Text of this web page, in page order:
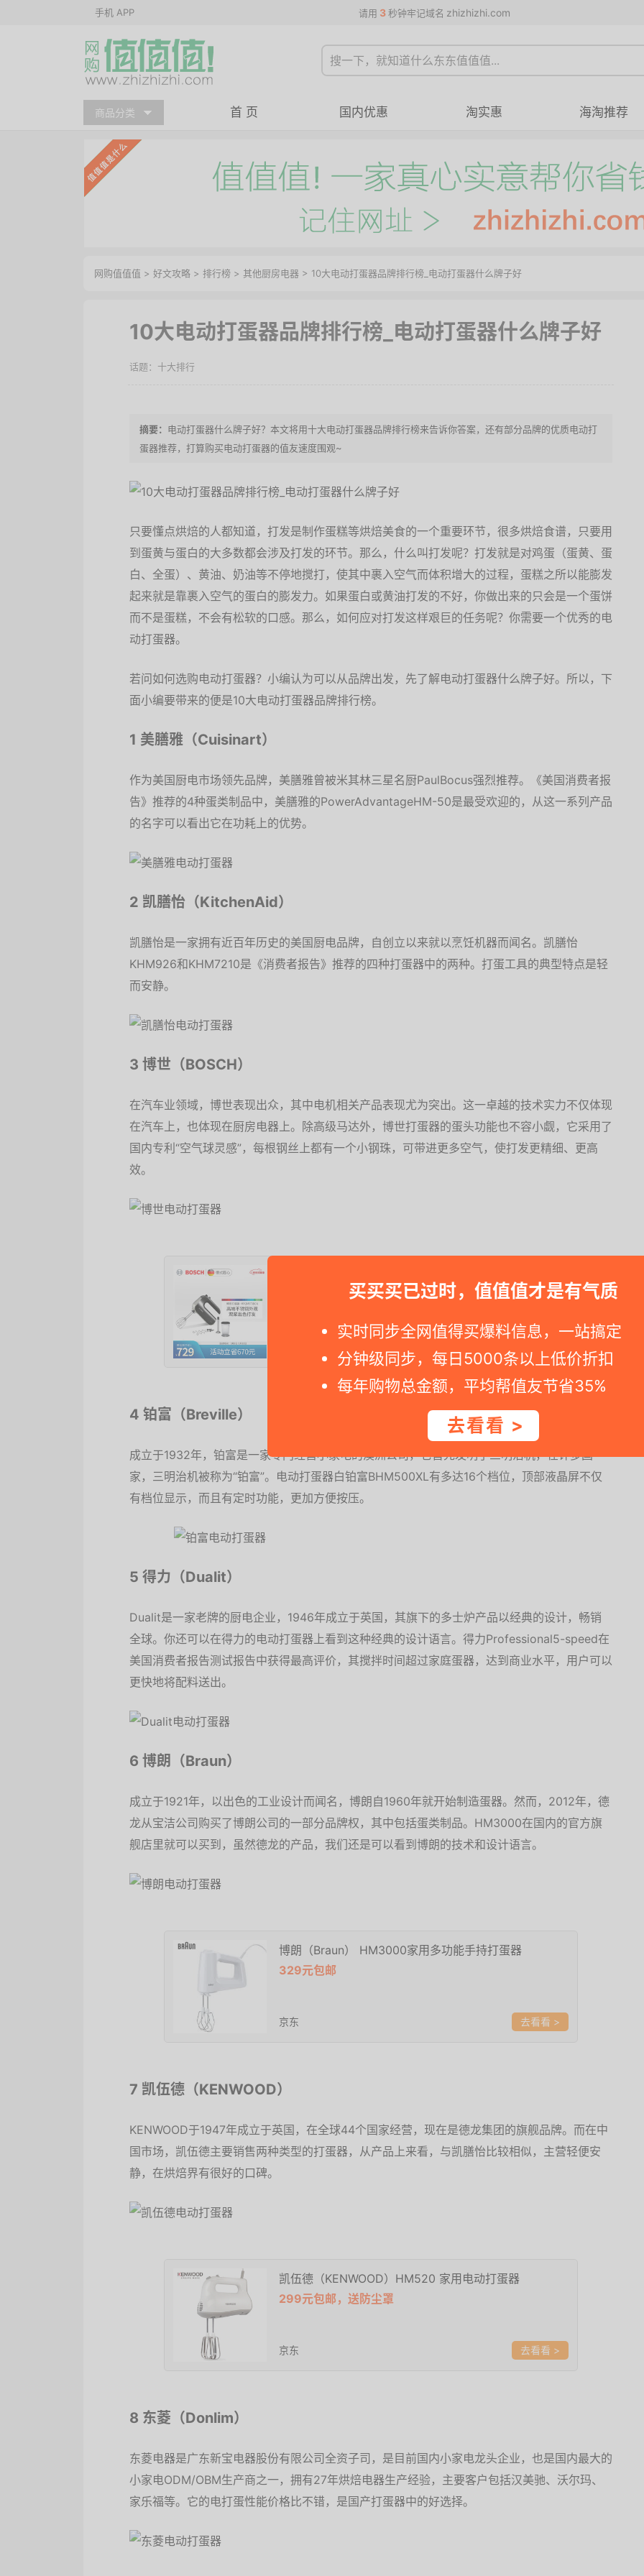
手机 APP 请用 3 秒钟牢记域名 zhizhizhi.com
商品分类 首 页 国内优惠 淘实惠 海淘推荐
买买买已过时，值值值才是有气质
实时同步全网值得买爆料信息，一站搞定
分钟级同步，每日5000条以上低价折扣
每年购物总金额，平均帮值友节省35%
去看看 >
网购值值值 > 好文攻略 > 排行榜 > 其他厨房电器 > 10大电动打蛋器品牌排行榜_电动打蛋器什么牌子好
10大电动打蛋器品牌排行榜_电动打蛋器什么牌子好
十大排行
电动打蛋器什么牌子好？本文将用十大电动打蛋器品牌排行榜来告诉你答案，还有部分品牌的优质电动打
蛋器推荐，打算购买电动打蛋器的值友速度围观~
只要懂点烘焙的人都知道，打发是制作蛋糕等烘焙美食的一个重要环节，很多烘焙食谱，只要用
到蛋黄与蛋白的大多数都会涉及打发的环节。那么，什么叫打发呢？打发就是对鸡蛋（蛋黄、蛋
白、全蛋）、黄油、奶油等不停地搅打，使其中裹入空气而体积增大的过程，蛋糕之所以能膨发
起来就是靠裹入空气的蛋白的膨发力。如果蛋白或黄油打发的不好，你做出来的只会是一个蛋饼
而不是蛋糕，不会有松软的口感。那么，如何应对打发这样艰巨的任务呢？你需要一个优秀的电
动打蛋器。
若问如何选购电动打蛋器？小编认为可以从品牌出发，先了解电动打蛋器什么牌子好。所以，下
面小编要带来的便是10大电动打蛋器品牌排行榜。
1 美膳雅（Cuisinart）
作为美国厨电市场领先品牌，美膳雅曾被米其林三星名厨PaulBocus强烈推荐。《美国消费者报
告》推荐的4种蛋类制品中，美膳雅的PowerAdvantageHM-50是最受欢迎的，从这一系列产品
的名字可以看出它在功耗上的优势。
2 凯膳怡（KitchenAid）
凯膳怡是一家拥有近百年历史的美国厨电品牌，自创立以来就以烹饪机器而闻名。凯膳怡
KHM926和KHM7210是《消费者报告》推荐的四种打蛋器中的两种。打蛋工具的典型特点是轻
而安静。
3 博世（BOSCH）
在汽车业领域，博世表现出众，其中电机相关产品表现尤为突出。这一卓越的技术实力不仅体现
在汽车上，也体现在厨房电器上。除高级马达外，博世打蛋器的蛋头功能也不容小觑，它采用了
国内专利“空气球灵感”，每根钢丝上都有一个小钢珠，可带进更多空气，使打发更精细、更高
效。
5月8日预估到手价729元
4 铂富（Breville）
成立于1932年，铂富是一家专门经营小家电的澳洲公司，它首先发明了三明治机，在许多国
家，三明治机被称为“铂富”。电动打蛋器白铂富BHM500XL有多达16个档位，顶部液晶屏不仅
有档位显示，而且有定时功能，更加方便按压。
5 得力（Dualit）
Dualit是一家老牌的厨电企业，1946年成立于英国，其旗下的多士炉产品以经典的设计，畅销
全球。你还可以在得力的电动打蛋器上看到这种经典的设计语言。得力Professional5-speed在
美国消费者报告测试报告中获得最高评价，其搅拌时间超过家庭蛋器，达到商业水平，用户可以
更快地将配料送出。
6 博朗（Braun）
成立于1921年，以出色的工业设计而闻名，博朗自1960年就开始制造蛋器。然而，2012年，德
龙从宝洁公司购买了博朗公司的一部分品牌权，其中包括蛋类制品。HM3000在国内的官方旗
舰店里就可以买到，虽然德龙的产品，我们还是可以看到博朗的技术和设计语言。
博朗（Braun） HM3000家用多功能手持打蛋器
329元包邮
京东 >
7 凯伍德（KENWOOD）
KENWOOD于1947年成立于英国，在全球44个国家经营，现在是德龙集团的旗舰品牌。而在中
国市场，凯伍德主要销售两种类型的打蛋器，从产品上来看，与凯膳怡比较相似，主营轻便安
静，在烘焙界有很好的口碑。
凯伍德（KENWOOD）HM520 家用电动打蛋器
299元包邮，送防尘罩
京东 >
8 东菱（Donlim）
东菱电器是广东新宝电器股份有限公司全资子司，是目前国内小家电龙头企业，也是国内最大的
小家电ODM/OBM生产商之一，拥有27年烘焙电器生产经验，主要客户包括汉美驰、沃尔玛、
家乐福等。它的电打蛋性能价格比不错，是国产打蛋器中的好选择。